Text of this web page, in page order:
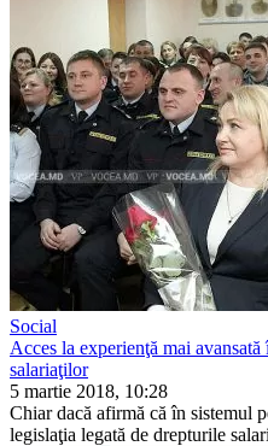
Social
Acces la experienţă mai
salariaţilor
5 martie 2018, 10:28
Chiar dacă afirmă că în sistemul
legislaţia legată de drepturile